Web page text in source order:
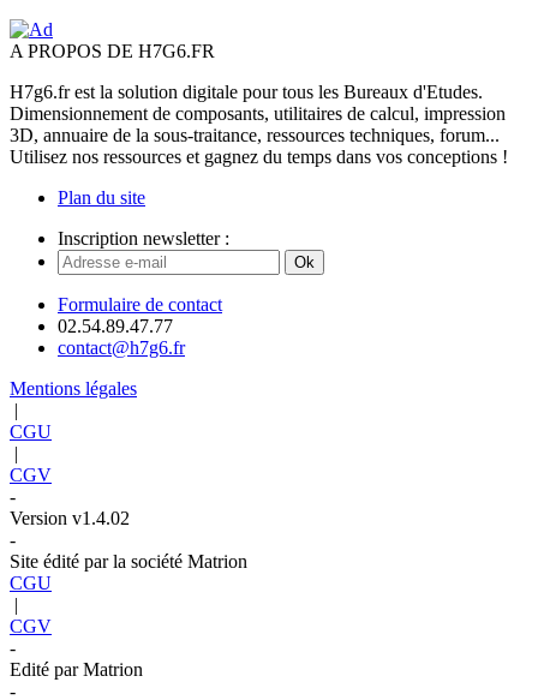
A PROPOS DE H7G6.FR
H7g6.fr est la solution digitale pour tous les Bureaux d'Etudes.
Dimensionnement de composants, utilitaires de calcul, impression
3D, annuaire de la sous-traitance, ressources techniques, forum...
Utilisez nos ressources et gagnez du temps dans vos conceptions !
Plan du site
Inscription newsletter :
Ok
Formulaire de contact
02.54.89.47.77
contact@h7g6.fr
Mentions légales
|
CGU
|
CGV
-
Version v1.4.02
-
Site édité par la société Matrion
CGU
|
CGV
-
Edité par Matrion
-